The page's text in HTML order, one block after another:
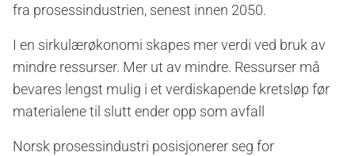
fra prosessindustrien, senest innen 2050.
I en sirkulærøkonomi skapes mer verdi ved bruk av
mindre ressurser. Mer ut av mindre. Ressurser må
bevares lengst mulig i et verdiskapende kretsløp før
materialene til slutt ender opp som avfall
Norsk prosessindustri posisjonerer seg for